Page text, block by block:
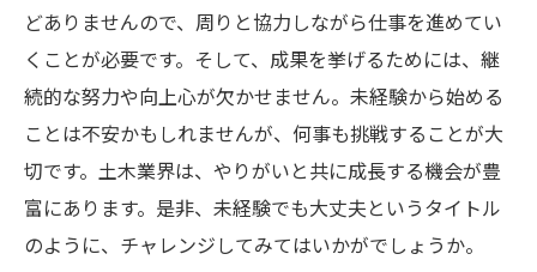
どありませんので、周りと協力しながら仕事を進めてい
くことが必要です。そして、成果を挙げるためには、継
続的な努力や向上心が欠かせません。未経験から始める
ことは不安かもしれませんが、何事も挑戦することが大
切です。土木業界は、やりがいと共に成長する機会が豊
富にあります。是非、未経験でも大丈夫というタイトル
のように、チャレンジしてみてはいかがでしょうか。